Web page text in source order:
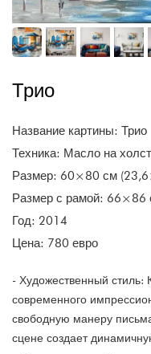
Трио
Название картины: Трио
Техника: Масло на
Размер: 60×80 см
Размер с рамой:
Год: 2014
Цена: 780 евро
- Художественный стиль:
современного
свободную манеру
сцене создает